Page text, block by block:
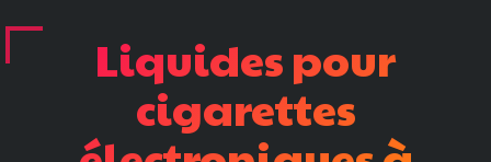
Nos cigarettes
Contact
Liquidespour
cigarettes